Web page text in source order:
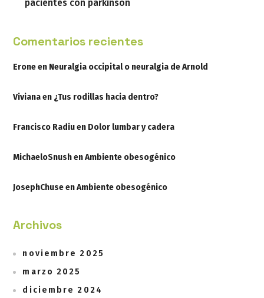
pacientes con parkinson
Comentarios recientes
Eroneen Neuralgia occipital o neuralgia de Arnold
Vivianaen ¿Tus rodillas hacia dentro?
Francisco Radiuen Dolor lumbar y cadera
MichaeloSnushenAmbiente obesogénico
JosephChuseenAmbiente obesogénico
Archivos
noviembre 2025
marzo 2025
diciembre 2024